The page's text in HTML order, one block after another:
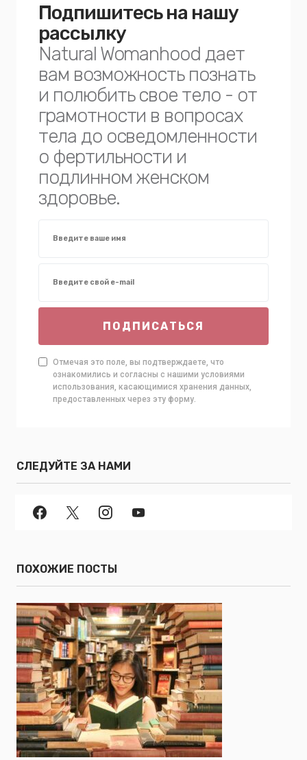
Подпишитесь на нашу
рассылку
Natural Womanhood дает
вам возможность познать
и полюбить свое тело - от
грамотности в вопросах
тела до осведомленности
о фертильности и
подлинном женском
здоровье.
ПОДПИСАТЬСЯ
Отмечая это поле, вы подтверждаете, что
ознакомились и согласны с нашими условиями
использования, касающимися хранения данных,
предоставленных через эту форму.
СЛЕДУЙТЕ ЗА НАМИ
ПОХОЖИЕ ПОСТЫ